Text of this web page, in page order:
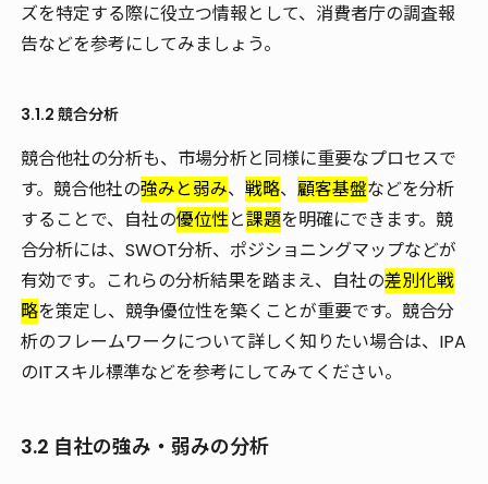
ズを特定する際に役立つ情報として、消費者庁の調査報
告などを参考にしてみましょう。
3.1.2 競合分析
競合他社の分析も、市場分析と同様に重要なプロセスで
す。競合他社の強みと弱み、 戦略、 顧客基盤などを分析
することで、自社の優位性と課題を明確にできます。競
合分析には、SWOT分析、ポジショニングマップなどが
有効です。これらの分析結果を踏まえ、自社の差別化戦
略を策定し、競争優位性を築くことが重要です。競合分
析のフレームワークについて詳しく知りたい場合は、IPA
のITスキル標準などを参考にしてみてください。
3.2 自社の強み・弱みの分析